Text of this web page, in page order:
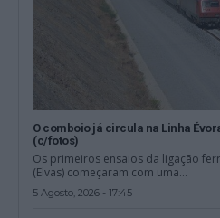
O comboio já circula na Linha
(c/fotos)
Os primeiros ensaios da ligação
(Elvas) começaram com uma...
5 Agosto, 2026 - 17:45